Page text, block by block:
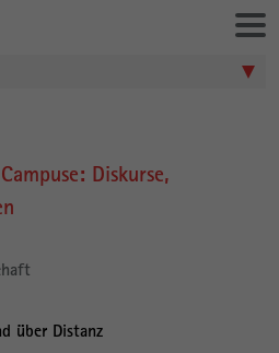
Diskurse,
über Distanz